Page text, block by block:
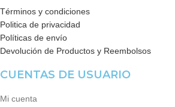
Términos y condiciones
Politica de privacidad
Políticas de envío
Devolución de Productos y Reembolsos
CUENTAS DE USUARIO
Mi cuenta